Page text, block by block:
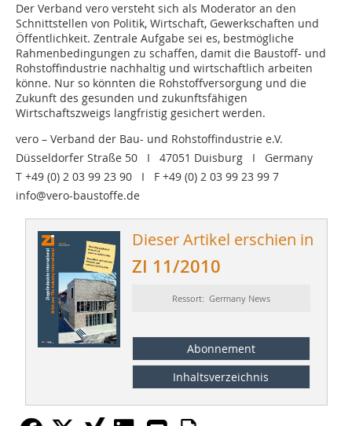
Der Verband vero versteht sich als Moderator an den
Schnittstellen von Politik, Wirtschaft, Gewerkschaften und
Öffentlichkeit. Zentrale Aufgabe sei es, bestmögliche
Rahmenbedingungen zu schaffen, damit die Baustoff- und
Rohstoffindustrie nachhaltig und wirtschaftlich arbeiten
könne. Nur so könnten die Rohstoffversorgung und die
Zukunft des gesunden und zukunftsfähigen
Wirtschaftszweigs langfristig gesichert werden.
vero – Verband der Bau- und Rohstoffindustrie e.V.
Düsseldorfer Straße 50 I 47051 Duisburg I Germany
T +49 (0) 2 03 99 23 90 I F +49 (0) 2 03 99 23 99 7
info@vero-baustoffe.de
Dieser Artikel erschien in
ZI 11/2010
Ressort: Germany News
Abonnement
Inhaltsverzeichnis